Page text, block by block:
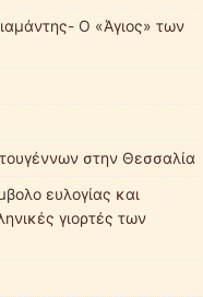
Ο «Άγιος» των
στην Θεσσαλία
ευλογίας και
γιορτές των